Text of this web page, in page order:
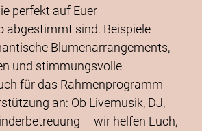
perfekt auf Euer
abgestimmt sind. Beispiele
Blumenarrangements,
und stimmungsvolle
für das Rahmenprogramm
an: Ob Livemusik, DJ,
– wir helfen Euch,